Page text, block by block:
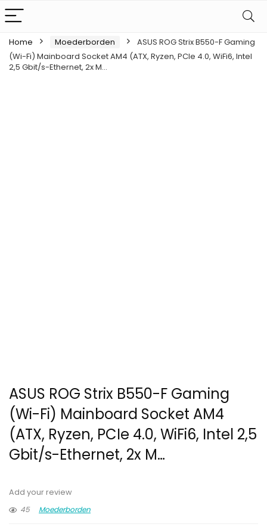
Home Moederborden
ASUS ROG Strix B550-F Gaming
(Wi-Fi) Mainboard Socket AM4 (ATX, Ryzen, PCIe 4.0, WiFi6, Intel
2,5 Gbit/s-Ethernet, 2x M…
ASUS ROG Strix B550-F Gaming
(Wi-Fi) Mainboard Socket AM4
(ATX, Ryzen, PCIe 4.0, WiFi6, Intel 2,5
Gbit/s-Ethernet, 2x M…
Add your review
45
Moederborden